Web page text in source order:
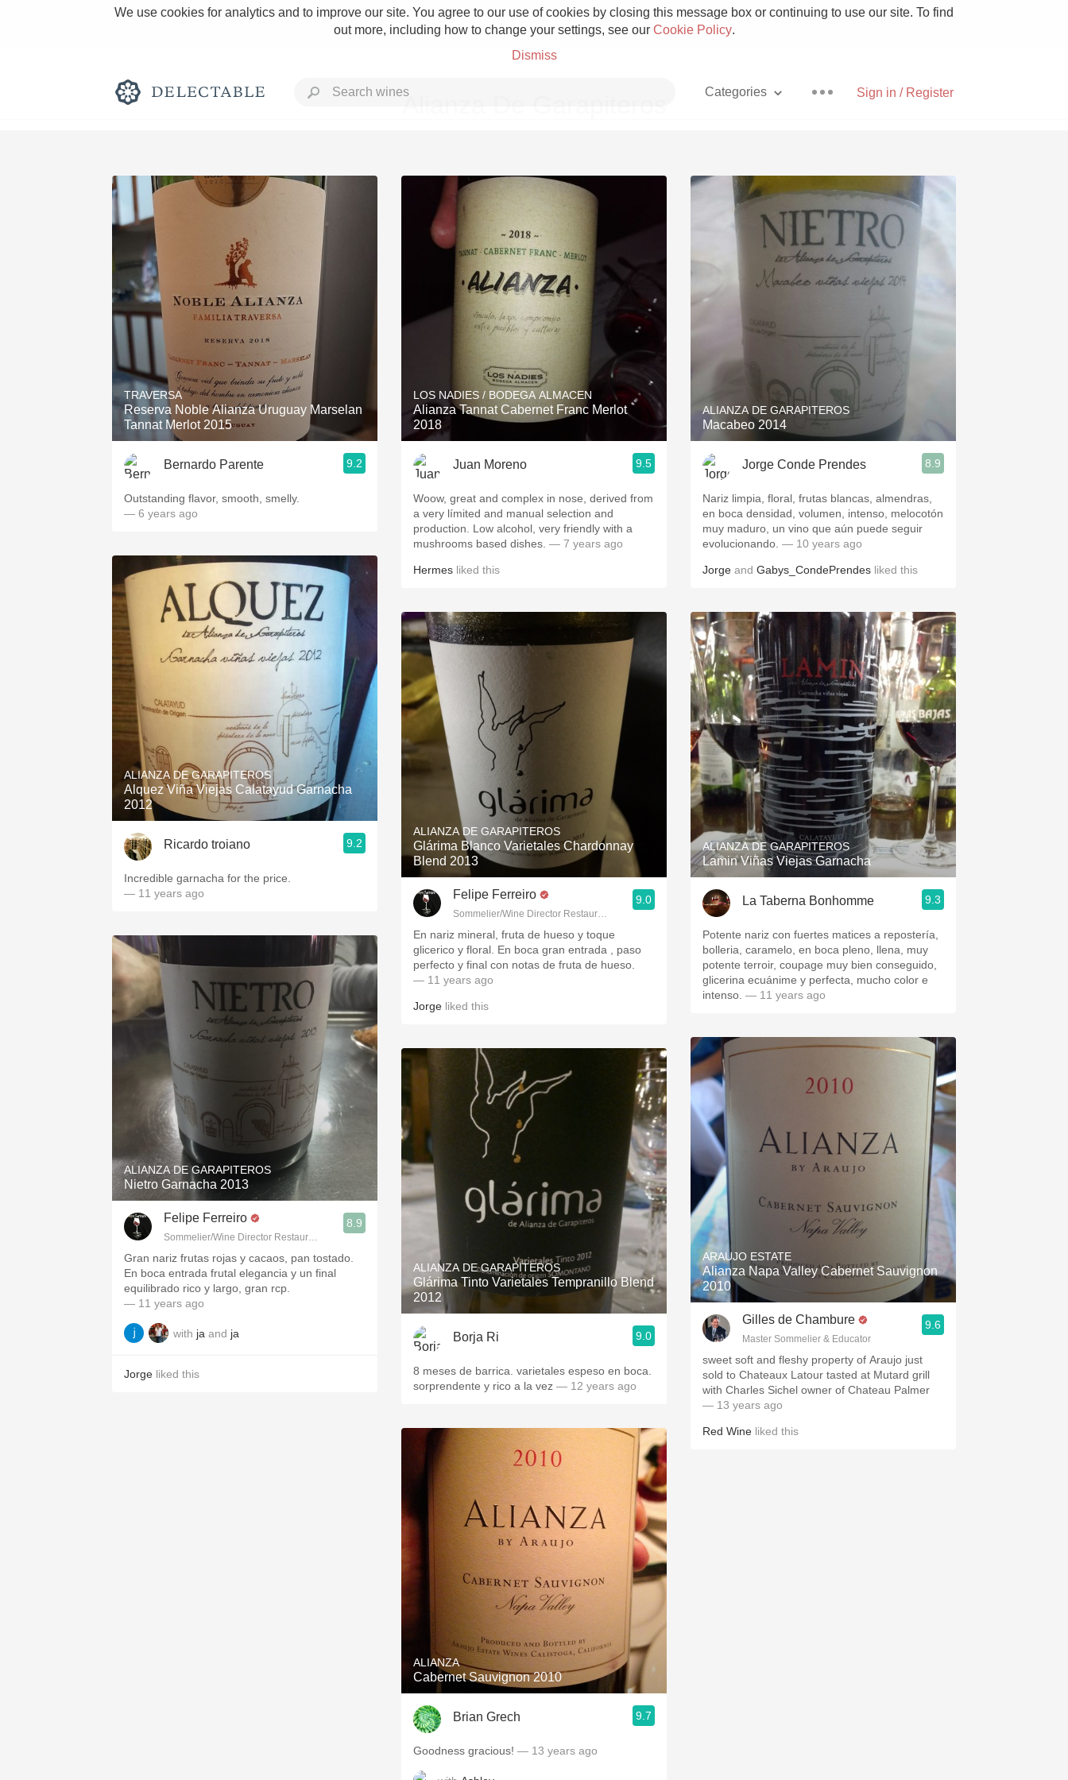
We use cookies for analytics and to improve our site. You agree to our use of cookies by closing this message box or continuing to use our site. To find
out more, including how to change your settings, see our Cookie Policy.
Dismiss
Sign in / Register
Categories
Rich and Bold Grower Champagne Pizza
Classic Napa Etna Rosso With Goat Cheese
Skin Contact
1982 Bordeaux Acidity Hops
Oaky 2010 Chablis Sour Beer
Islay
Buttery Coravin Mezcal
Alianza De Garapiteros
TRAVERSA
Reserva Noble Alianza Uruguay Marselan
Tannat Merlot 2015
Bernardo Parente 9.2
Outstanding flavor, smooth, smelly.
— 6 years ago
ALIANZA DE GARAPITEROS
Alquez Viña Viejas Calatayud Garnacha
2012
Ricardo troiano 9.2
Incredible garnacha for the price.
— 11 years ago
ALIANZA DE GARAPITEROS
Nietro Garnacha 2013
Felipe Ferreiro
Sommelier/Wine Director Restaurante Las Rias Bajas
8.9
Gran nariz frutas rojas y cacaos, pan tostado.
En boca entrada frutal elegancia y un final
equilibrado rico y largo, gran rcp.
— 11 years ago
with ja and ja
Jorge liked this
LOS NADIES / BODEGA ALMACEN
Alianza Tannat Cabernet Franc Merlot
2018
Juan Moreno 9.5
Woow, great and complex in nose, derived from
a very límited and manual selection and
production. Low alcohol, very friendly with a
mushrooms based dishes. — 7 years ago
Hermes liked this
ALIANZA DE GARAPITEROS
Glárima Blanco Varietales Chardonnay
Blend 2013
Felipe Ferreiro
Sommelier/Wine Director Restaurante Las Rias Bajas
9.0
En nariz mineral, fruta de hueso y toque
glicerico y floral. En boca gran entrada , paso
perfecto y final con notas de fruta de hueso.
— 11 years ago
Jorge liked this
ALIANZA DE GARAPITEROS
Glárima Tinto Varietales Tempranillo Blend
2012
Borja Ri 9.0
8 meses de barrica. varietales espeso en boca.
sorprendente y rico a la vez — 12 years ago
ALIANZA
Cabernet Sauvignon 2010
Brian Grech 9.7
Goodness gracious! — 13 years ago
ALIANZA DE GARAPITEROS
Macabeo 2014
Jorge Conde Prendes 8.9
Nariz limpia, floral, frutas blancas, almendras,
en boca densidad, volumen, intenso, melocotón
muy maduro, un vino que aún puede seguir
evolucionando. — 10 years ago
Jorge and Gabys_CondePrendes liked this
ALIANZA DE GARAPITEROS
Lamin Viñas Viejas Garnacha
La Taberna Bonhomme 9.3
Potente nariz con fuertes matices a repostería,
bolleria, caramelo, en boca pleno, llena, muy
potente terroir, coupage muy bien conseguido,
glicerina ecuánime y perfecta, mucho color e
intenso. — 11 years ago
ARAUJO ESTATE
Alianza Napa Valley Cabernet Sauvignon
2010
Gilles de Chambure
Master Sommelier & Educator
9.6
sweet soft and fleshy property of Araujo just
sold to Chateaux Latour tasted at Mutard grill
with Charles Sichel owner of Chateau Palmer
— 13 years ago
Red Wine liked this